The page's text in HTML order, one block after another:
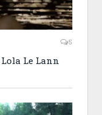
5
Le Lann